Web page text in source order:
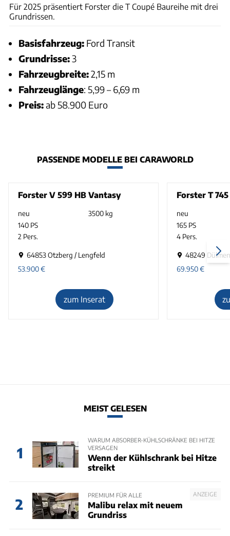
Für 2025 präsentiert Forster die T Coupé Baureihe mit drei
Grundrissen.
Basisfahrzeug: Ford Transit
Grundrisse:3
Fahrzeugbreite:2,15 m
Fahrzeuglänge: 5,99 – 6,69 m
Preis:ab 58.900 Euro
PASSENDE MODELLE BEI CARAWORLD
Forster V 599 HB Vantasy
neu
3500 kg
140 PS
2 Pers.
64853 Otzberg / Lengfeld
53.900€
zum Inserat
Forster T
neu
165 PS
4 Pers.
48249 Dülmen
69.950€
MEIST GELESEN
1
WARUM ABSORBER-KÜHLSCHRÄNKE BEI HITZE
VERSAGEN
Wenn der Kühlschrank bei Hitze
streikt
2
ANZEIGE
PREMIUM FÜR ALLE
Malibu relax mit neuem
Grundriss